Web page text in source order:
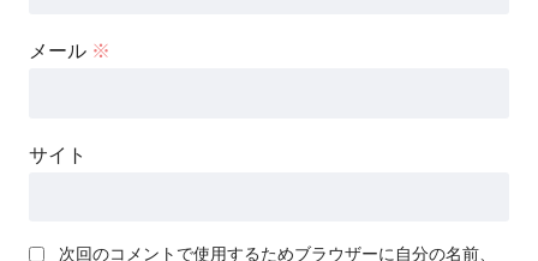
メール ※
サイト
次回のコメントで使用するためブラウザーに自分の名前、